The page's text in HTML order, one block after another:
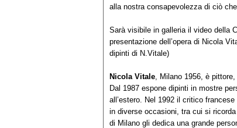
alla nostra consapevolezza di ciò
Sarà visibile in galleria il video della
presentazione dell’opera di Nicola
dipinti di N.Vitale)
Nicola Vitale , Milano 1956, è
Dal 1987 espone dipinti in mostre
all’estero. Nel 1992 il critico
in diverse occasioni, tra cui si
di Milano gli dedica una grande